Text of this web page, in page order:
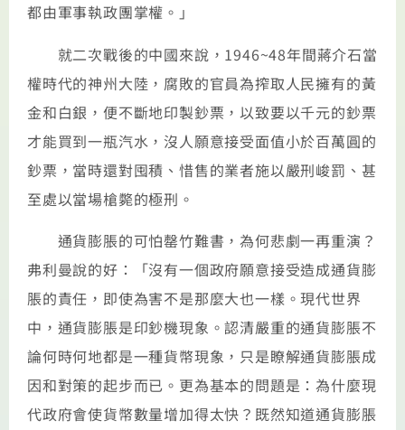
都由軍事執政團掌權。」
就二次戰後的中國來說，1946~48年間蔣介石當
權時代的神州大陸，腐敗的官員為搾取人民擁有的黃
金和白銀，便不斷地印製鈔票，以致要以千元的鈔票
才能買到一瓶汽水，沒人願意接受面值小於百萬圓的
鈔票，當時還對囤積、惜售的業者施以嚴刑峻罰、甚
至處以當場槍斃的極刑。
通貨膨脹的可怕罄竹難書，為何悲劇一再重演？
弗利曼說的好：「沒有一個政府願意接受造成通貨膨
脹的責任，即使為害不是那麼大也一樣。現代世界
中，通貨膨脹是印鈔機現象。認清嚴重的通貨膨脹不
論何時何地都是一種貨幣現象，只是瞭解通貨膨脹成
因和對策的起步而已。更為基本的問題是：為什麼現
代政府會使貨幣數量增加得太快？既然知道通貨膨脹